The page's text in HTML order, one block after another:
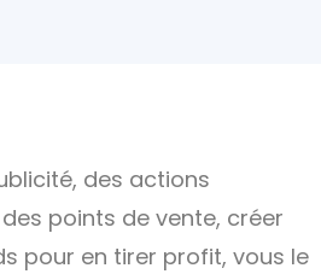
des actions
points de vente, créer
pour en tirer profit, vous le